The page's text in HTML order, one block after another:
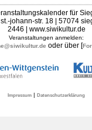
für
johann-str. 18 | 57074
2446 | www.siwikultur.de
Veranstaltungen anmelden:
oder über [
Impressum | Datenschutzerklärung